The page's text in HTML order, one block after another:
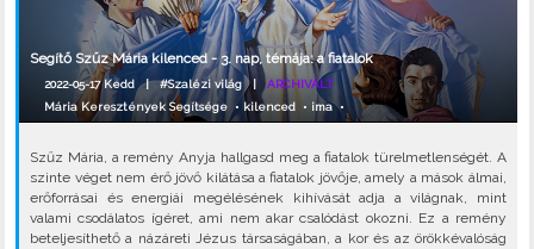
Segítő Szűz Mária kilenced - 3. nap, témája: a fiatalok
2022-05-17 Kedd |#Szalézi világ |ARCHIVÁLT
Mária Keresztények Segítsége • kilenced • ima•
Szűz Mária, a remény Anyja hallgasd meg a fiatalok türelmetlenségét. A
szinte véget nem érő jövő kilátása a fiatalok jövője, amely a mások álmai,
erőforrásai és energiái megélésének kihívását adja a világnak, mint
valami csodálatos ígéret, ami nem akar csalódást okozni. Ez a remény
beteljesíthető a názáreti Jézus társaságában, a kor és az örökkévalóság